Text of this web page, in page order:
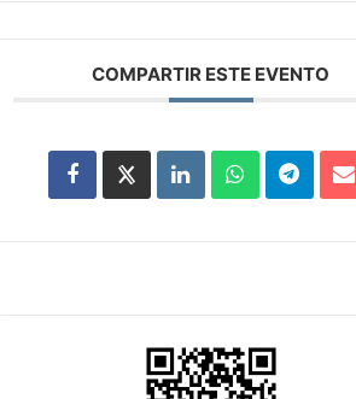
COMPARTIR ESTE EVENTO